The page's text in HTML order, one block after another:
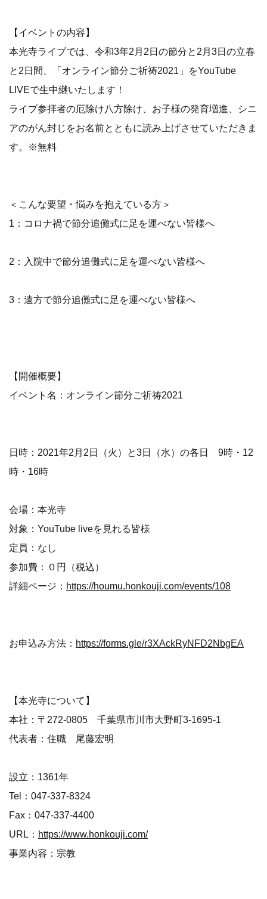
【イベントの内容】
本光寺ライブでは、令和3年2月2日の節分と2月3日の立春
と2日間、「オンライン節分ご祈祷2021」をYouTube
LIVEで生中継いたします！
ライブ参拝者の厄除け八方除け、お子様の発育増進、シニ
アのがん封じをお名前とともに読み上げさせていただきま
す。※無料
＜こんな要望・悩みを抱えている方＞
1：コロナ禍で節分追儺式に足を運べない皆様へ
2：入院中で節分追儺式に足を運べない皆様へ
3：遠方で節分追儺式に足を運べない皆様へ
【開催概要】
イベント名：オンライン節分ご祈祷2021
日時：2021年2月2日（火）と3日（水）の各日 9時・12
時・16時
会場：本光寺
対象：YouTube liveを見れる皆様
定員：なし
参加費：０円（税込）
詳細ページ： https://houmu.honkouji.com/events/108
お申込み方法： https://forms.gle/r3XAckRyNFD2NbgEA
【本光寺について】
本社：〒272-0805 千葉県市川市大野町3-1695-1
代表者：住職 尾藤宏明
設立：1361年
Tel：047-337-8324
Fax：047-337-4400
URL： https://www.honkouji.com/
事業内容：宗教